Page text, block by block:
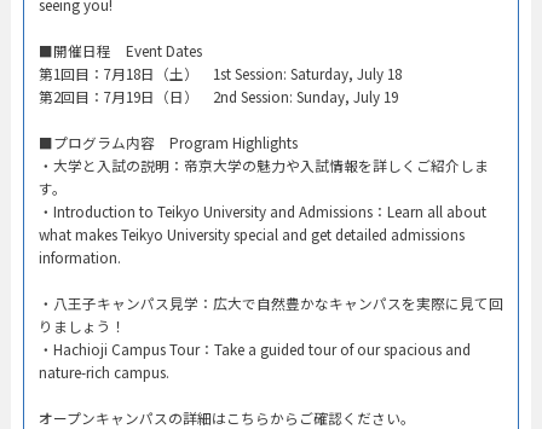
seeing you!
​■開催日程 Event Dates​
第1回目：7月18日（土） 1st Session: Saturday, July 18​
第2回目：7月19日（日） 2nd Session: Sunday, July 19​
■プログラム内容 Program Highlights​
・大学と入試の説明：帝京大学の魅力や入試情報を詳しくご紹介しま
す。​
・Introduction to Teikyo University and Admissions：Learn all about
what makes Teikyo University special and get detailed admissions
information.​
・八王子キャンパス見学：広大で自然豊かなキャンパスを実際に見て回
りましょう！​
・Hachioji Campus Tour：Take a guided tour of our spacious and
nature-rich campus.​
オープンキャンパスの詳細はこちらからご確認ください。​